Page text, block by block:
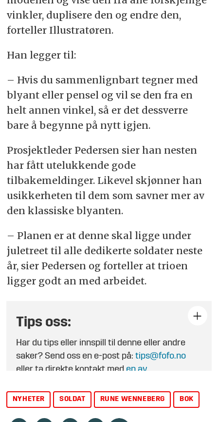
vinkler, duplisere den og endre den,
forteller Illustratøren.
Han legger til:
– Hvis du sammenlignbart tegner med
blyant eller pensel og vil se den fra en
helt annen vinkel, så er det dessverre
bare å begynne på nytt igjen.
Prosjektleder Pedersen sier han nesten
har fått utelukkende gode
tilbakemeldinger. Likevel skjønner han
usikkerheten til dem som savner mer av
den klassiske blyanten.
– Planen er at denne skal ligge under
juletreet til alle dedikerte soldater neste
år, sier Pedersen og forteller at trioen
ligger godt an med arbeidet.
Tips oss:
Har du tips eller innspill til denne eller andre
saker? Send oss en e-post på:tips@fofo.no
eller ta direkte kontakt med en av
NYHETER SOLDAT RUNE WENNEBERG BOK